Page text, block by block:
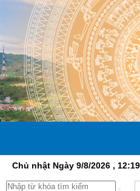
Chủ nhật Ngày 9/8/2026 ,